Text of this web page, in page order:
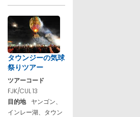
タウンジーの気球
祭りツアー
ツアーコード
FJK/CUL 13
目的地
ヤンゴン、
インレー湖、タウン